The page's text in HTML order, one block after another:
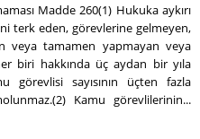
Madde 260(1) Hukuka aykırı
terk eden, görevlerine gelmeyen,
veya tamamen yapmayan veya
biri hakkında üç aydan bir yıla
görevlisi sayısının üçten fazla
Kamu görevlilerinin...